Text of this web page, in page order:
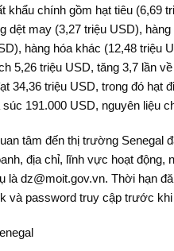
chính gồm hạt tiêu (6,69
dệt may (3,27 triệu USD),
hàng hóa khác (12,48 triệu
5,26 triệu USD, tăng 3,7 lần
34,36 triệu USD, trong đó hạt
191.000 USD, nguyên liệu
tâm đến thị trường Senegal
địa chỉ, lĩnh vực hoạt động,
dz@moit.gov.vn. Thời hạn
và password truy cập trước